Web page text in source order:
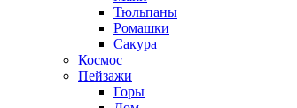
Тюльпаны
Ромашки
Сакура
Космос
Пейзажи
Горы